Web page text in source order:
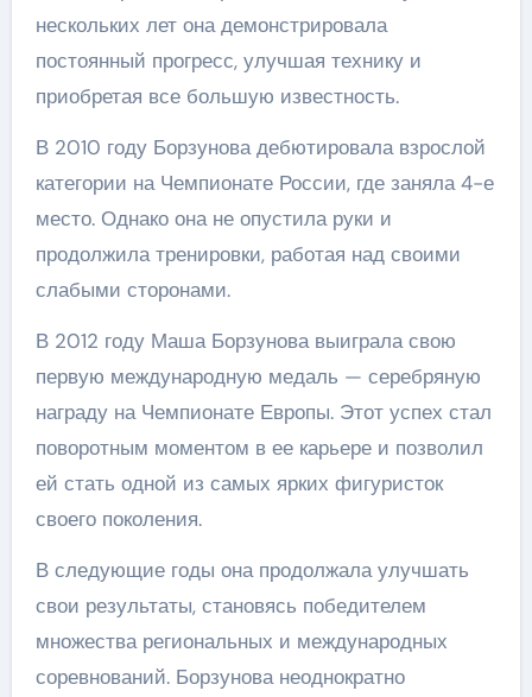
нескольких лет она демонстрировала
постоянный прогресс, улучшая технику и
приобретая все большую известность.
В 2010 году Борзунова дебютировала взрослой
категории на Чемпионате России, где заняла 4-е
место. Однако она не опустила руки и
продолжила тренировки, работая над своими
слабыми сторонами.
В 2012 году Маша Борзунова выиграла свою
первую международную медаль — серебряную
награду на Чемпионате Европы. Этот успех стал
поворотным моментом в ее карьере и позволил
ей стать одной из самых ярких фигуристок
своего поколения.
В следующие годы она продолжала улучшать
свои результаты, становясь победителем
множества региональных и международных
соревнований. Борзунова неоднократно